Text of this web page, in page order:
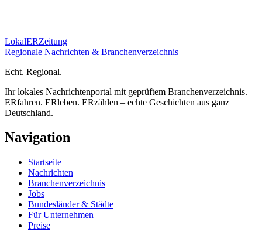
LokalERZeitung
Regionale Nachrichten & Branchenverzeichnis
Echt. Regional.
Ihr lokales Nachrichtenportal mit geprüftem Branchenverzeichnis.
ERfahren. ERleben. ERzählen – echte Geschichten aus ganz
Deutschland.
Navigation
Startseite
Nachrichten
Branchenverzeichnis
Jobs
Bundesländer & Städte
Für Unternehmen
Preise